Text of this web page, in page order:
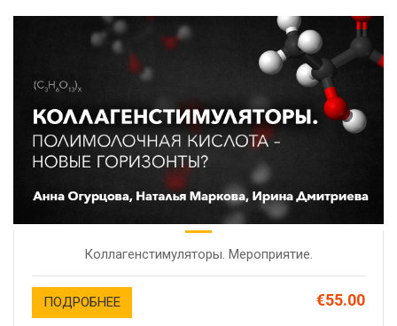
Коллагенстимуляторы. Мероприятие.
ПОДРОБНЕЕ €55.00